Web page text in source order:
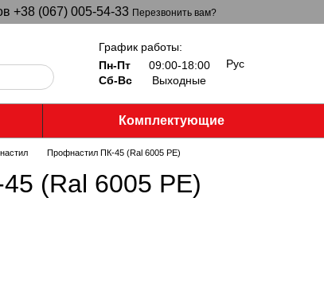
+38 (067) 005-54-33 Перезвонить вам?
График работы:
Пн-Пт
09:00-18:00
Сб-Вс
Выходные
Рус
Комплектующие
Профнастил ПК-45 (Ral 6005 PE)
(Ral 6005 PE)